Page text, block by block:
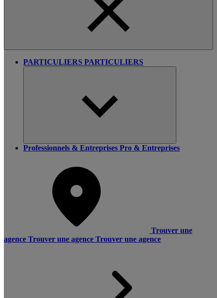
PARTICULIERS PARTICULIERS
Professionnels & Entreprises Pro & Entreprises
Trouver une
agence Trouver une agence Trouver une agence